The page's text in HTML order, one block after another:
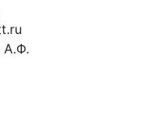
А.Ф.